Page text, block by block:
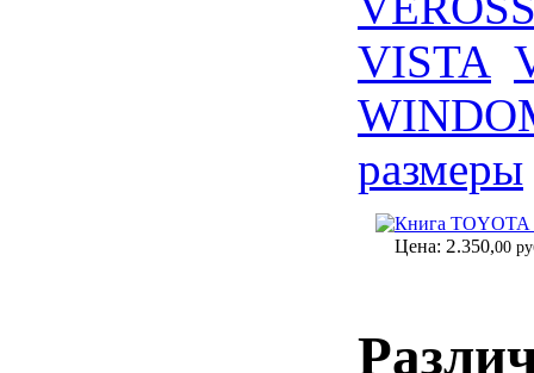
VISTA
размеры
Книга TOYOTA
Цена: 2.350,00